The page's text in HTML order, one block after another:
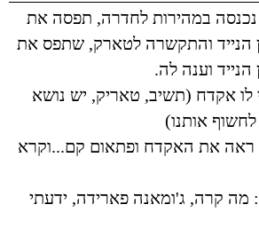
נכנסה במהירות לחדרה, תפסה את
הנייד והתקשרה לטארק, שתפס את
הנייד וענה לה.
לו אקדח (תשיב, טאריק, יש נושא
אותנו)
ראה את האקדח ופתאום קם...וקרא
מה קרה, ג'ומאנה פארידה, ידעתי